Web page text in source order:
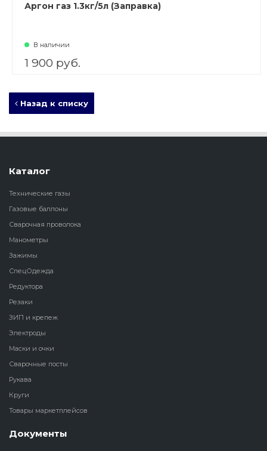
Аргон газ 1.3кг/5л (Заправка)
В наличии
1 900 руб.
Назад к списку
Каталог
Технические газы
Газовые баллоны
Сварочная проволока
Манометры
Зажимы
СпецОдежда
Редуктора
Резаки
ЗИП и крепеж
Электроды
Маски и очки
Сварочные посты
Рукава
Круги
Товары маркетплейсов
Документы